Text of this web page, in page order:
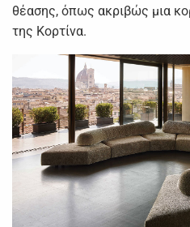
θέασης, όπως ακριβώς μια
της Κορτίνα.